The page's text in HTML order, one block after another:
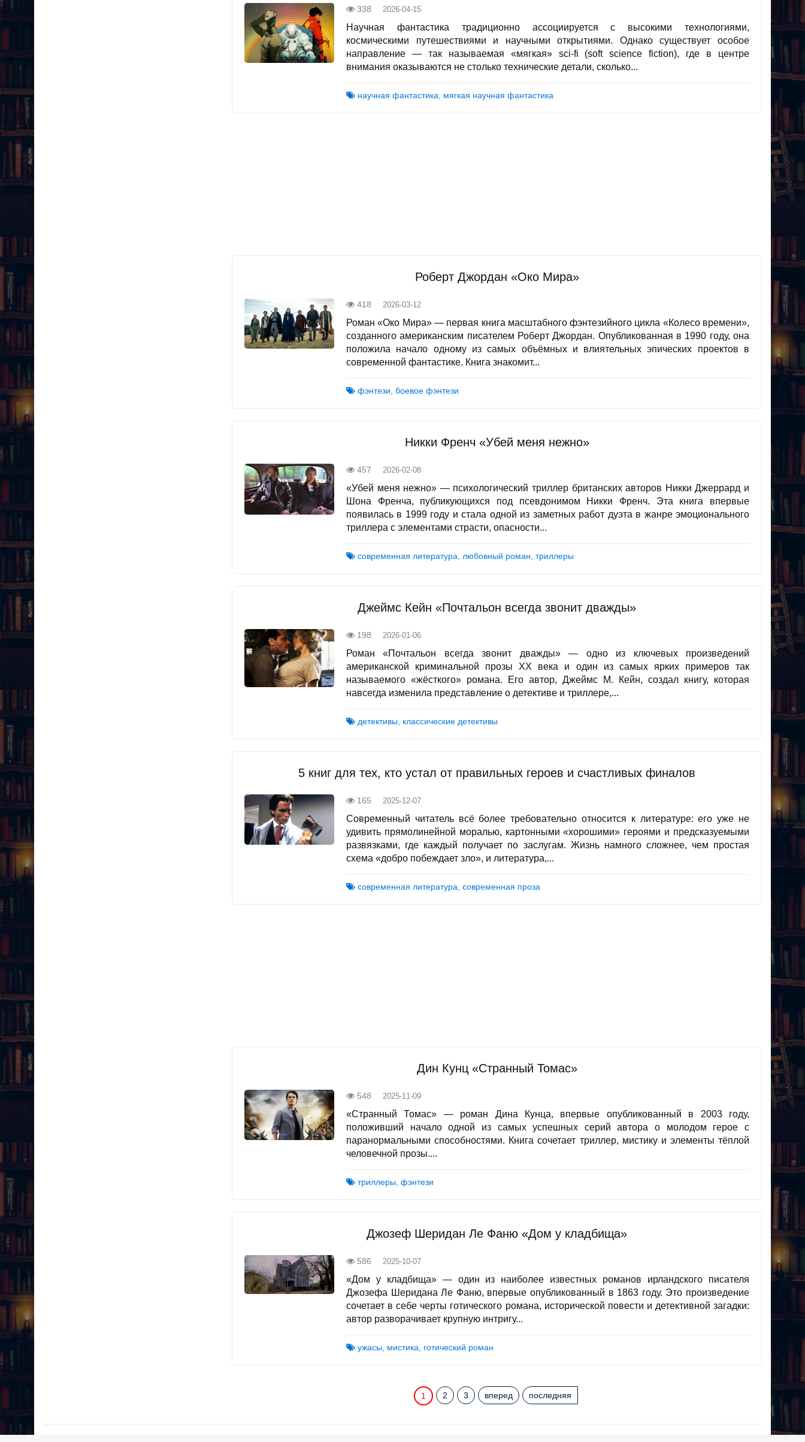
338 2026-04-15
Научная фантастика традиционно ассоциируется с высокими технологиями,
космическими путешествиями и научными открытиями. Однако существует особое
направление — так называемая «мягкая» sci-fi (soft science fiction), где в центре
внимания оказываются не столько технические детали, сколько...
научная фантастика, мягкая научная фантастика
Роберт Джордан «Око Мира»
418 2026-03-12
Роман «Око Мира» — первая книга масштабного фэнтезийного цикла «Колесо времени»,
созданного американским писателем Роберт Джордан. Опубликованная в 1990 году, она
положила начало одному из самых объёмных и влиятельных эпических проектов в
современной фантастике. Книга знакомит...
фэнтези, боевое фэнтези
Никки Френч «Убей меня нежно»
457 2026-02-08
«Убей меня нежно» — психологический триллер британских авторов Никки Джеррард и
Шона Френча, публикующихся под псевдонимом Никки Френч. Эта книга впервые
появилась в 1999 году и стала одной из заметных работ дуэта в жанре эмоционального
триллера с элементами страсти, опасности...
современная литература, любовный роман, триллеры
Джеймс Кейн «Почтальон всегда звонит дважды»
198 2026-01-06
Роман «Почтальон всегда звонит дважды» — одно из ключевых произведений
американской криминальной прозы XX века и один из самых ярких примеров так
называемого «жёсткого» романа. Его автор, Джеймс М. Кейн, создал книгу, которая
навсегда изменила представление о детективе и триллере,...
детективы, классические детективы
5 книг для тех, кто устал от правильных героев и счастливых финалов
165 2025-12-07
Современный читатель всё более требовательно относится к литературе: его уже не
удивить прямолинейной моралью, картонными «хорошими» героями и предсказуемыми
развязками, где каждый получает по заслугам. Жизнь намного сложнее, чем простая
схема «добро побеждает зло», и литература,...
современная литература, современная проза
Дин Кунц «Странный Томас»
548 2025-11-09
«Странный Томас» — роман Дина Кунца, впервые опубликованный в 2003 году,
положивший начало одной из самых успешных серий автора о молодом герое с
паранормальными способностями. Книга сочетает триллер, мистику и элементы тёплой
человечной прозы....
триллеры, фэнтези
Джозеф Шеридан Ле Фаню «Дом у кладбища»
586 2025-10-07
«Дом у кладбища» — один из наиболее известных романов ирландского писателя
Джозефа Шеридана Ле Фаню, впервые опубликованный в 1863 году. Это произведение
сочетает в себе черты готического романа, исторической повести и детективной загадки:
автор разворачивает крупную интригу...
ужасы, мистика, готический роман
1 2 3 вперед последняя